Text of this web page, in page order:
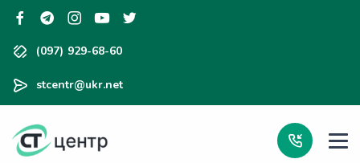
(097) 929-68-60
stcentr@ukr.net